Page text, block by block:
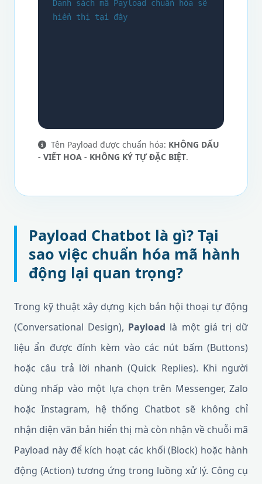
Danh sách mã Payload chuẩn hóa sẽ
hiển thị tại đây
Tên Payload được chuẩn hóa: KHÔNG DẤU
- VIẾT HOA - KHÔNG KÝ TỰ ĐẶC BIỆT.
Payload Chatbot là gì? Tại
sao việc chuẩn hóa mã hành
động lại quan trọng?
Trong kỹ thuật xây dựng kịch bản hội thoại tự động
(Conversational Design), Payload là một giá trị dữ
liệu ẩn được đính kèm vào các nút bấm (Buttons)
hoặc câu trả lời nhanh (Quick Replies). Khi người
dùng nhấp vào một lựa chọn trên Messenger, Zalo
hoặc Instagram, hệ thống Chatbot sẽ không chỉ
nhận diện văn bản hiển thị mà còn nhận về chuỗi mã
Payload này để kích hoạt các khối (Block) hoặc hành
động (Action) tương ứng trong luồng xử lý. Công cụ